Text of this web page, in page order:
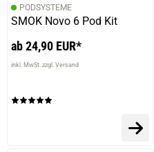
PODSYSTEME
SMOK Novo 6 Pod Kit
ab 24,90 EUR*
inkl. MwSt. zzgl. Versand